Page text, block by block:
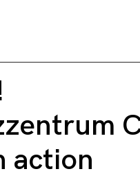
action